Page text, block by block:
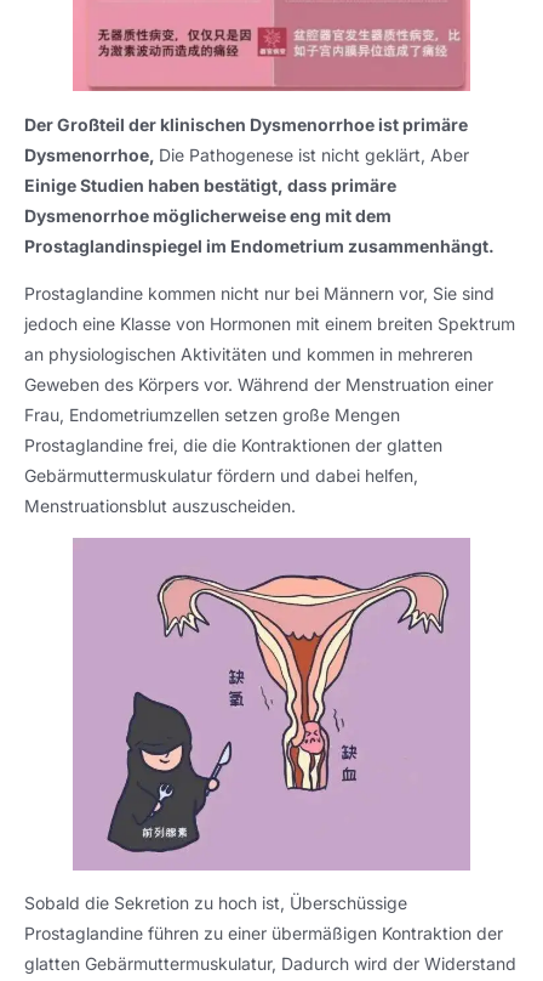
Der Großteil der klinischen Dysmenorrhoe ist primäre
Dysmenorrhoe, Die Pathogenese ist nicht geklärt, Aber
Einige Studien haben bestätigt, dass primäre
Dysmenorrhoe möglicherweise eng mit dem
Prostaglandinspiegel im Endometrium zusammenhängt.
Prostaglandine kommen nicht nur bei Männern vor, Sie sind
jedoch eine Klasse von Hormonen mit einem breiten Spektrum
an physiologischen Aktivitäten und kommen in mehreren
Geweben des Körpers vor. Während der Menstruation einer
Frau, Endometriumzellen setzen große Mengen
Prostaglandine frei, die die Kontraktionen der glatten
Gebärmuttermuskulatur fördern und dabei helfen,
Menstruationsblut auszuscheiden.
Sobald die Sekretion zu hoch ist, Überschüssige
Prostaglandine führen zu einer übermäßigen Kontraktion der
glatten Gebärmuttermuskulatur, Dadurch wird der Widerstand